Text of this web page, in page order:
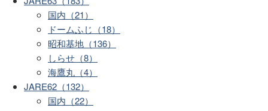
国内（21）
ドームふじ（18）
昭和基地（136）
しらせ（8）
海鷹丸（4）
JARE62（132）
国内（22）